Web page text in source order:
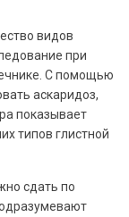
видов
при
С помощью
аскаридоз,
показывает
типов глистной
сдать по